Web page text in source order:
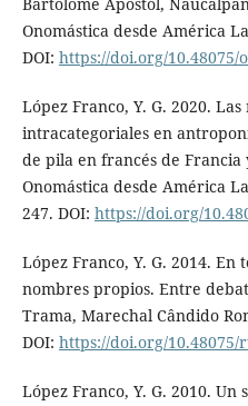
Bartolomé Apóstol,
Onomástica desde América
DOI: https://doi.org/10.48075/
López Franco, Y. G. 2020.
intracategoriales en
de pila en francés de Francia
Onomástica desde América
247. DOI: https://doi.org/
López Franco, Y. G. 2014. En
nombres propios. Entre
Trama, Marechal Cândido
DOI: https://doi.org/10.48075/
López Franco, Y. G. 2010.